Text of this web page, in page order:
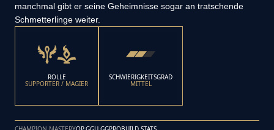
manchmal gibt er seine Geheimnisse sogar an tratschende
Schmetterlinge weiter.
ROLLE
SUPPORTER / MAGIER
SCHWIERIGKEITSGRAD
MITTEL